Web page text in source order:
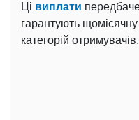
Ці виплати
гарантують
категорій отримувачів.